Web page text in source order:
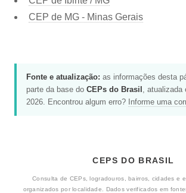
CEP de MG - Minas Gerais
Fonte e atualização: as informações desta
parte da base do CEPs do Brasil , atualizada
2026. Encontrou algum erro? Informe uma
CEPS DO BRASIL
Consulta de CEPs, logradouros, bairros, cidades e
organizados por localidade. Dados verificados em